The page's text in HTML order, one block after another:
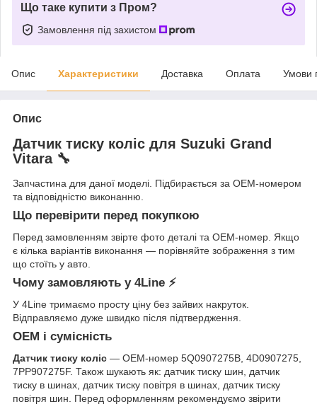
Що таке купити з Пром?
Замовлення під захистом
Опис Характеристики Доставка Оплата Умови
Опис
Датчик тиску коліс для Suzuki Grand
Vitara 🔧
Запчастина для даної моделі. Підбирається за OEM-номером
та відповідністю виконанню.
Що перевірити перед покупкою
Перед замовленням звірте фото деталі та OEM-номер. Якщо
є кілька варіантів виконання — порівняйте зображення з тим
що стоїть у авто.
Чому замовляють у 4Line ⚡
У 4Line тримаємо просту ціну без зайвих накруток.
Відправляємо дуже швидко після підтвердження.
OEM і сумісність
Датчик тиску коліс — OEM-номер 5Q0907275B, 4D0907275,
7PP907275F. Також шукають як: датчик тиску шин, датчик
тиску в шинах, датчик тиску повітря в шинах, датчик тиску
повітря шин. Перед оформленням рекомендуємо звірити